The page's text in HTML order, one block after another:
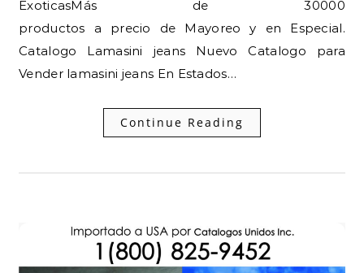
ExoticasMás de 30000
productos a precio de Mayoreo y en Especial.
Catalogo Lamasini jeans Nuevo Catalogo para
Vender lamasini jeans En Estados…
Continue Reading